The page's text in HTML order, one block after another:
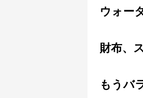
ウォー
財布、
もうバ